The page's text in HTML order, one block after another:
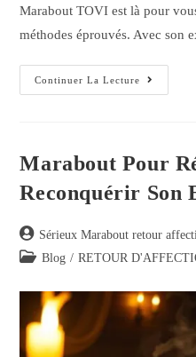
Marabout TOVI est là pour
méthodes éprouvés. Avec son
Continuer La Lecture
Marabout Pour
Reconquérir Son
Sérieux Marabout retour
Blog / RETOUR